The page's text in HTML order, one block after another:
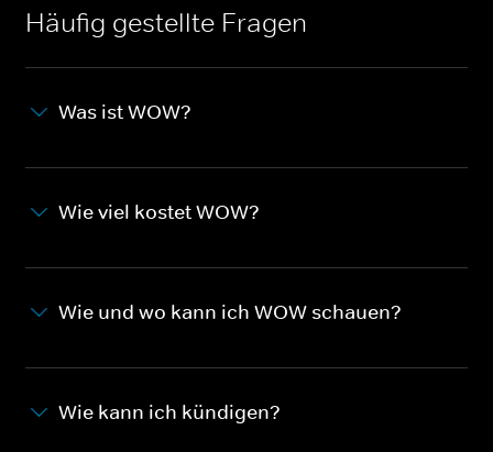
Häufig gestellte Fragen
Was ist WOW?
Wie viel kostet WOW?
Wie und wo kann ich WOW schauen?
Wie kann ich kündigen?